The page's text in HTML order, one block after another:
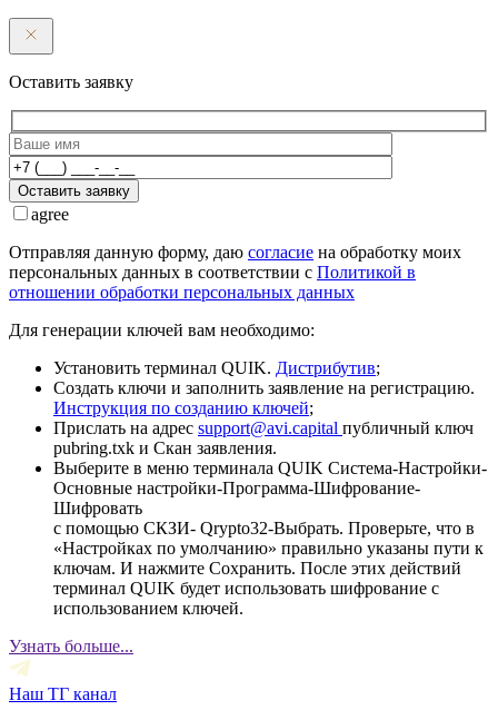
Оставить заявку
Оставить заявку
agree
Отправляя данную форму, даю согласие на обработку моих
персональных данных в соответствии с Политикой в
отношении обработки персональных данных
Для генерации ключей вам необходимо:
Установить терминал QUIK. Дистрибутив;
Создать ключи и заполнить заявление на регистрацию.
Инструкция по созданию ключей;
Прислать на адрес support@avi.capital публичный ключ
pubring.txk и Скан заявления.
Выберите в меню терминала QUIK Система-Настройки-
Основные настройки-Программа-Шифрование-
Шифровать
с помощью СКЗИ- Qrypto32-Выбрать. Проверьте, что в
«Настройках по умолчанию» правильно указаны пути к
ключам. И нажмите Сохранить. После этих действий
терминал QUIK будет использовать шифрование с
использованием ключей.
Узнать больше...
Наш ТГ канал